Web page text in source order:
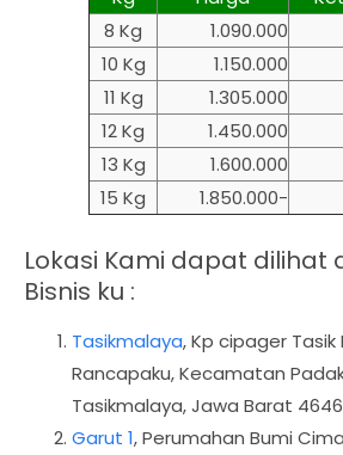
8 Kg
1.090.000
10 Kg
1.150.000
11 Kg
1.305.000
12 Kg
1.450.000
13 Kg
1.600.000
15 Kg
1.850.000-
Lokasi Kami dapat dilihat
Bisnis ku :
Tasikmalaya,Kp cipager Tasik
Rancapaku, Kecamatan
Tasikmalaya, Jawa Barat
Garut 1, Perumahan Bumi